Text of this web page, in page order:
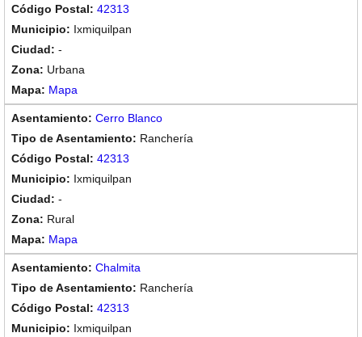
42313
Ixmiquilpan
-
Urbana
Mapa
Cerro Blanco
Ranchería
42313
Ixmiquilpan
-
Rural
Mapa
Chalmita
Ranchería
42313
Ixmiquilpan